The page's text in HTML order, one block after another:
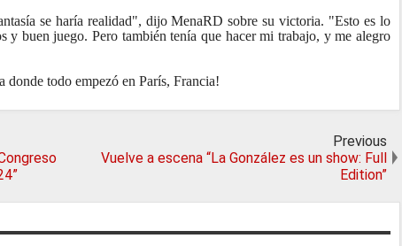
se haría realidad", dijo MenaRD sobre su victoria. "Esto es lo
y buen juego. Pero también tenía que hacer mi trabajo, y me alegro
todo empezó en París, Francia!
Previous
Vuelve a escena “La González es un show: Full
Edition”